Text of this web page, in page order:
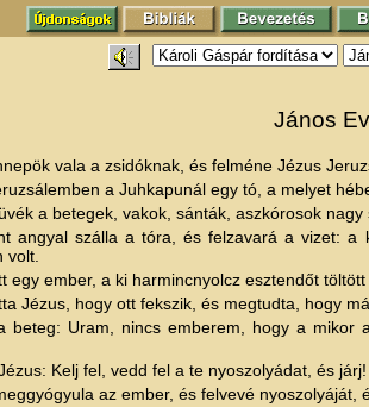
János
vala a zsidóknak, és felméne Jézus
a Juhkapunál egy tó, a melyet
a betegek, vakok, sánták, aszkórosok
angyal szálla a tóra, és felzavará a vizet:
volt.
egy ember, a ki harmincnyolcz esztendőt
Jézus, hogy ott fekszik, és megtudta, hogy
beteg: Uram, nincs emberem, hogy a
Kelj fel, vedd fel a te nyoszolyádat, és járj!
az ember, és felvevé nyoszolyáját,